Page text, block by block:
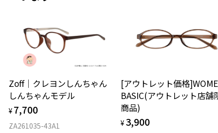
お持ちのZoffメガネサイズを確認するには？
仕上がり寸法
D 仕上がりの横幅：約142mm
きます。
※保証期間内に交換が行われた場合、保証期間は初期の期間から
延長されません。
安心2 視力測定無料
視力の変化を早めに発見するために、定期的な視
力測定をおすすめいたします。
※サングラスやパッケージ品では「レンズ交換券」はお選び
談ください。
＜メガネの度数情報がわからない方へ＞
オンラインストアでフレームのみ購入して、
実店舗で度付きにできます
ご購入時に「レンズ交換券」をお選びいただくと、実店舗で
度数を測定のうえ、度付きレンズ（標準セットレンズ）へ無
Zoff｜クレヨンしんちゃん
しんちゃんモデル
¥ 7,700
ZA261035-43A1
[アウトレット価格
BASIC(アウトレット店舗
商品)
¥ 3,900